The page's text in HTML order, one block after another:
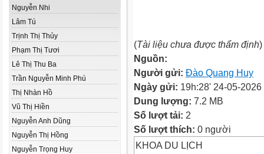
Nguyễn Nhi
Lâm Tú
Trịnh Thị Thủy
Phạm Thị Tươi
Lê Thị Thu Ba
Trần Nguyễn Minh Phú
Thị Nhàn Hồ
Vũ Thị Hiền
Nguyễn Anh Dũng
Nguyễn Thị Hồng
Nguyễn Trọng Huy
(Tài liệu chưa được thẩm định)
Nguồn:
Người gửi: Đào Quang Huy
Ngày gửi: 19h:28' 24-05-2026
Dung lượng: 7.2 MB
Số lượt tải: 2
Số lượt thích: 0 người
KHOA DU LỊCH